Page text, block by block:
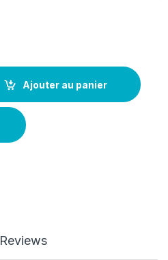
Ajouter au panier
Reviews